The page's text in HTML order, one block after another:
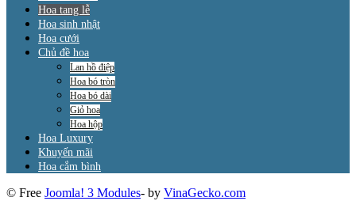
Hoa tang lễ
Hoa sinh nhật
Hoa cưới
Chủ đề hoa
Lan hồ điệp
Hoa bó tròn
Hoa bó dài
Giỏ hoa
Hoa hộp
Hoa Luxury
Khuyến mãi
Hoa cắm bình
© Free Joomla! 3 Modules- by VinaGecko.com